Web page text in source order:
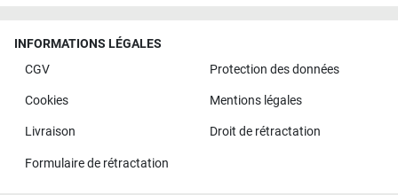
INFORMATIONS LÉGALES
CGV
Protection des données
Cookies Mentions légales
Livraison Droit de rétractation
Formulaire de rétractation